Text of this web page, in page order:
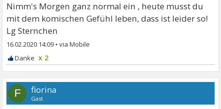
Nimm's Morgen ganz normal ein , heute musst du
mit dem komischen Gefühl leben, dass ist leider so!
Lg Sternchen
16.02.2020 14:09 •
x 2
F fiorina
Gast